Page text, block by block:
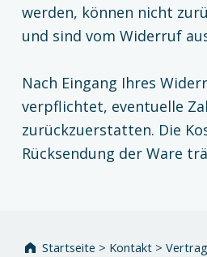
werden, können nicht
und sind vom Widerruf
Nach Eingang Ihres
verpflichtet, eventuelle
zurückzuerstatten. Die
Rücksendung der Ware
Startseite > Kontakt>